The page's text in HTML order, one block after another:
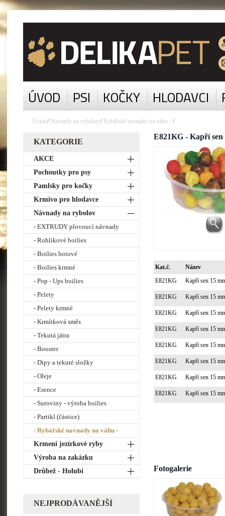
ÚVOD PSI KOČKY HLODAVCI
Úvod / Návnady na rybolov/ Rybářské navnady na váhu - /
KATEGORIE
AKCE
Pochoutky pro psy
Pamlsky pro kočky
Krmivo pro hlodavce
Návnady na rybolov
- EXTRUDY plovoucí návnady
- Rohlikové boilies
- Boilies hotové
- Boilies krmné
- Pop - Ups boilies
- Pelety
- Pelety krmné
- Krmítková směs
- Tekutá játra
- Booster
- Dipy a tekuté složky
- Oleje
- Esence
- Suroviny - výroba boilies
- Partikl (částice)
- Rybářské navnady na váhu -
Krmení jezírkové ryby
Výroba na zakázku
Drůbež - Holubi
NEJPRODÁVANĚJŠÍ
E821KG - Kapří sen
Kat.č.
Název
E821KG
Kapří sen 15
E821KG Kapří sen 15
E821KG Kapří sen 15
E821KG Kapří sen 15
E821KG Kapří sen 15
E821KG Kapří sen 15
E821KG Kapří sen 15
E821KG Kapří sen 15
Fotogalerie